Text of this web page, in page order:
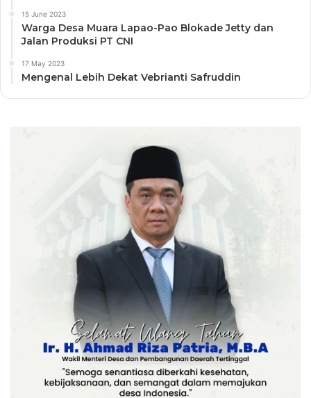
15 June 2023
Warga Desa Muara Lapao-Pao Blokade Jetty dan
Jalan Produksi PT CNI
17 May 2023
Mengenal Lebih Dekat Vebrianti Safruddin